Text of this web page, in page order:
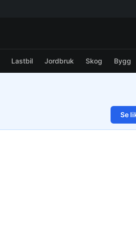
Lastbil Jordbruk Skog Bygg
Se
1/